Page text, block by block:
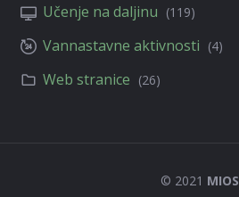
Učenje na daljinu (119)
Vannastavne aktivnosti (4)
Web stranice (26)
© 2021 MIOS